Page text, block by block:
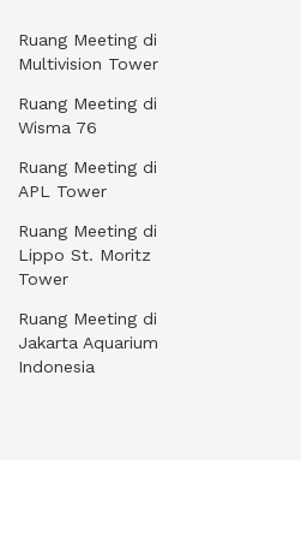
Ruang Meeting di
Multivision Tower
Ruang Meeting di
Wisma 76
Ruang Meeting di
APL Tower
Ruang Meeting di
Lippo St. Moritz
Tower
Ruang Meeting di
Jakarta Aquarium
Indonesia